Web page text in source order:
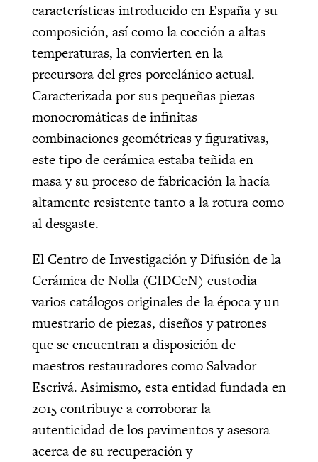
características introducido en España y su
composición, así como la cocción a altas
temperaturas, la convierten en la
precursora del gres porcelánico actual.
Caracterizada por sus pequeñas piezas
monocromáticas de infinitas
combinaciones geométricas y figurativas,
este tipo de cerámica estaba teñida en
masa y su proceso de fabricación la hacía
altamente resistente tanto a la rotura como
al desgaste.
El Centro de Investigación y Difusión de la
Cerámica de Nolla (CIDCeN) custodia
varios catálogos originales de la época y un
muestrario de piezas, diseños y patrones
que se encuentran a disposición de
maestros restauradores como Salvador
Escrivá. Asimismo, esta entidad fundada en
2015 contribuye a corroborar la
autenticidad de los pavimentos y asesora
acerca de su recuperación y